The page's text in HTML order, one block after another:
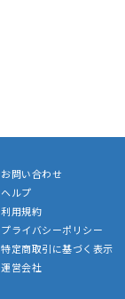
お問い合わせ
ヘルプ
利用規約
プライバシーポリシー
特定商取引に基づく表示
運営会社